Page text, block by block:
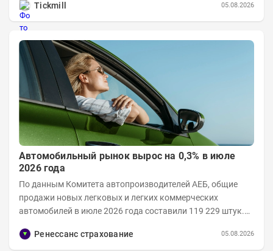
Tickmill
05.08.2026
Автомобильный рынок вырос на 0,3% в июле
2026 года
По данным Комитета автопроизводителей АЕБ, общие
продажи новых легковых и легких коммерческих
автомобилей в июле 2026 года составили 119 229 штук.
Ренессанс страхование
05.08.2026